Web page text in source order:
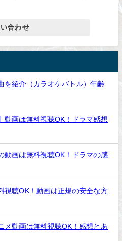
合わせ
を紹介（カラオケバトル）年齢
動画は無料視聴OK！ドラマ感想
動画は無料視聴OK！ドラマの感
視聴OK！動画は正規の安全な方
メ動画は無料視聴OK！感想とあ